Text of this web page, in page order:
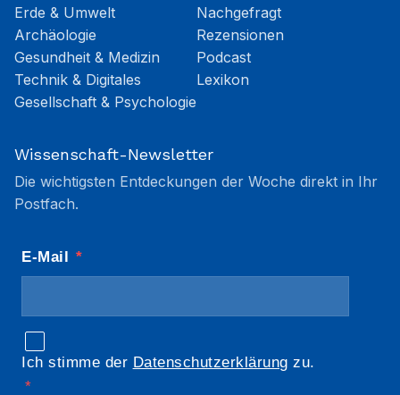
Erde & Umwelt
Archäologie
Gesundheit & Medizin
Technik & Digitales
Gesellschaft & Psychologie
Nachgefragt
Rezensionen
Podcast
Lexikon
Wissenschaft-Newsletter
Die wichtigsten Entdeckungen der Woche direkt in Ihr
Postfach.